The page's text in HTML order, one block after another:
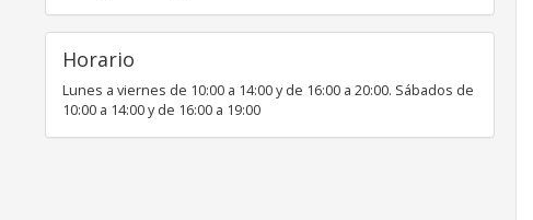
Horario
Lunes a viernes de 10:00 a 14:00 y de 16:00 a 20:00. Sábados de
10:00 a 14:00 y de 16:00 a 19:00